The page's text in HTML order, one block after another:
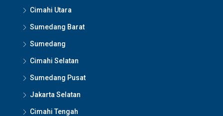
Cimahi Utara
Sumedang Barat
Sumedang
Cimahi Selatan
Sumedang Pusat
Jakarta Selatan
Cimahi Tengah